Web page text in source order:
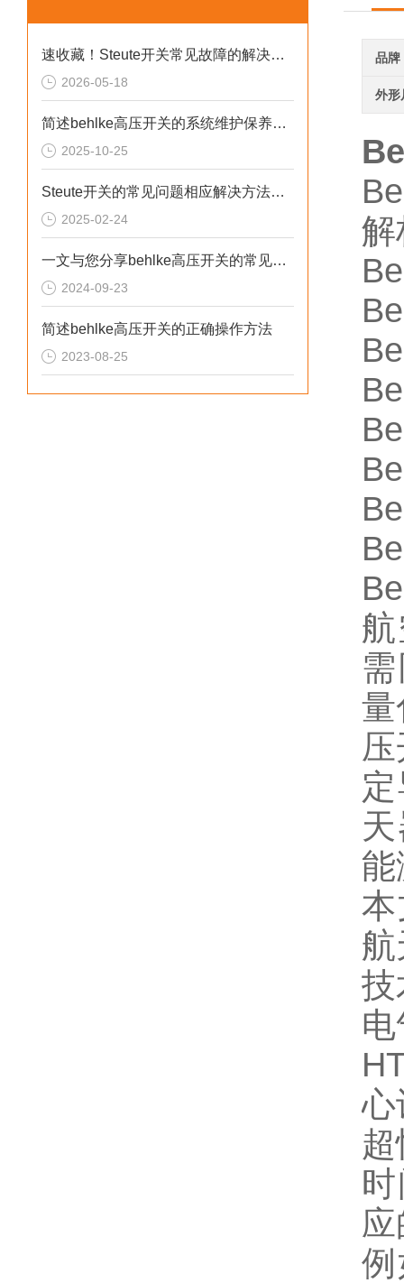
速收藏！Steute开关常见故障的解决方法分享
2026-05-18
简述behlke高压开关的系统维护保养方法
2025-10-25
Steute开关的常见问题相应解决方法分享
2025-02-24
一文与您分享behlke高压开关的常见故障相应解决方法
2024-09-23
简述behlke高压开关的正确操作方法
2023-08-25
品牌
外形
解
量
技
心